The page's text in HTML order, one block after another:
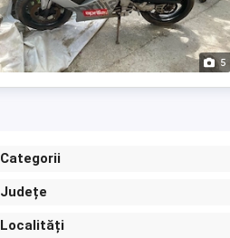
5
Categorii
Județe
Localități